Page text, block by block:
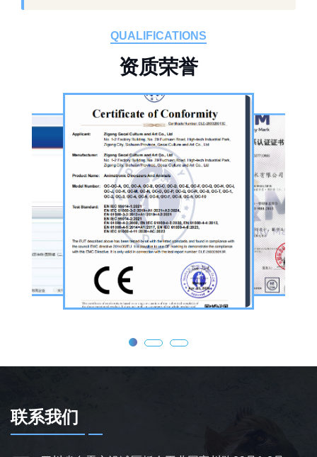
板仓工业园，拥有标准化生产车间、配套生产
品的恐龙制作公司。公司采用按需定制模式，
从前期方案设计、场景规划，到中期原料选
择、工序制作，再到后期运输配送、上门安装
调试，形成全流程服务，可用于主题乐园、文
旅景区、科普展馆、商业广场、大型展会、节
庆活动等场景。
公司核心业务为仿真恐龙制作，产品线涵盖静
态展示、动态互动、游乐体验三类。其中，机
器恐龙结合机械传动、智能控制技术，可实现
眨眼、张嘴吼叫、摆尾、行走、呼吸起伏等动
态效果，皮肤采用环保硅胶材质，还原史前恐
大型雕塑，覆盖霸王龙、三角龙、剑龙、长颈
龙、翼龙等常见品类，同时支持恐龙化石骨架
场景摆放。
QUALIFICATIONS
资质荣誉
联系我们